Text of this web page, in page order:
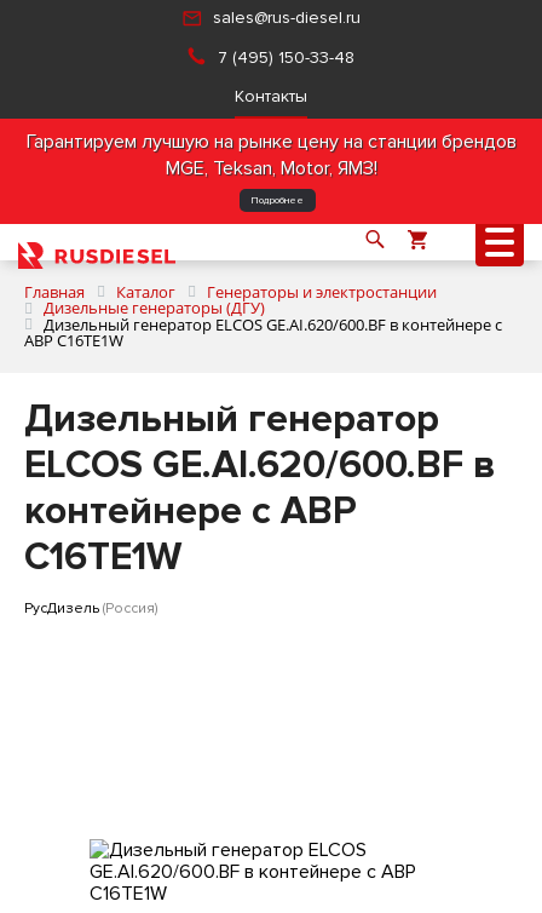
sales@rus-diesel.ru
7 (495) 150-33-48
Контакты
Гарантируем лучшую на рынке цену на станции брендов
MGE, Teksan, Motor, ЯМЗ!
Подробнее
Продукция
Клиентам
Главная Каталог Генераторы и электростанции
Дизельные генераторы (ДГУ)
Дизельный генератор ELCOS GE.AI.620/600.BF в контейнере с
АВР C16TE1W
Дизельный генератор
ELCOS GE.AI.620/600.BF в
контейнере с АВР
C16TE1W
РусДизель (Россия)